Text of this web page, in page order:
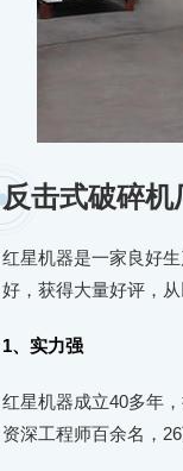
反击式破碎机
红星机器是一家良好
好，获得大量好评，
1、实力强
红星机器成立40多年
资深工程师百余名，